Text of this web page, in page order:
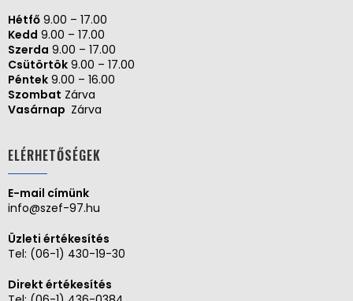
Hétfő 9.00 – 17.00
Kedd 9.00 – 17.00
Szerda 9.00 – 17.00
Csütörtök 9.00 – 17.00
Péntek 9.00 – 16.00
Szombat Zárva
Vasárnap Zárva
ELÉRHETŐSÉGEK
E-mail címünk
info@szef-97.hu
Üzleti értékesítés
Tel: (06-1) 430-19-30
Direkt értékesítés